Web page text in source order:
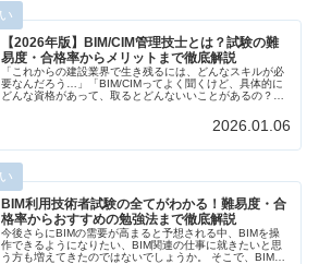
【2026年版】BIM/CIM管理技士とは？試験の難
易度・合格率からメリットまで徹底解説
「これからの建設業界で生き残るには、どんなスキルが必
要なんだろう…」「BIM/CIMってよく聞くけど、具体的に
どんな資格があって、取るとどんないいことがあるの？」
2026.01.06
BIM利用技術者試験の全てがわかる！難易度・合
格率からおすすめの勉強法まで徹底解説
今後さらにBIMの需要が高まると予想される中、BIMを操
作できるようになりたい、BIM関連の仕事に就きたいと思
う方も増えてきたのではないでしょうか。 そこで、BIMの